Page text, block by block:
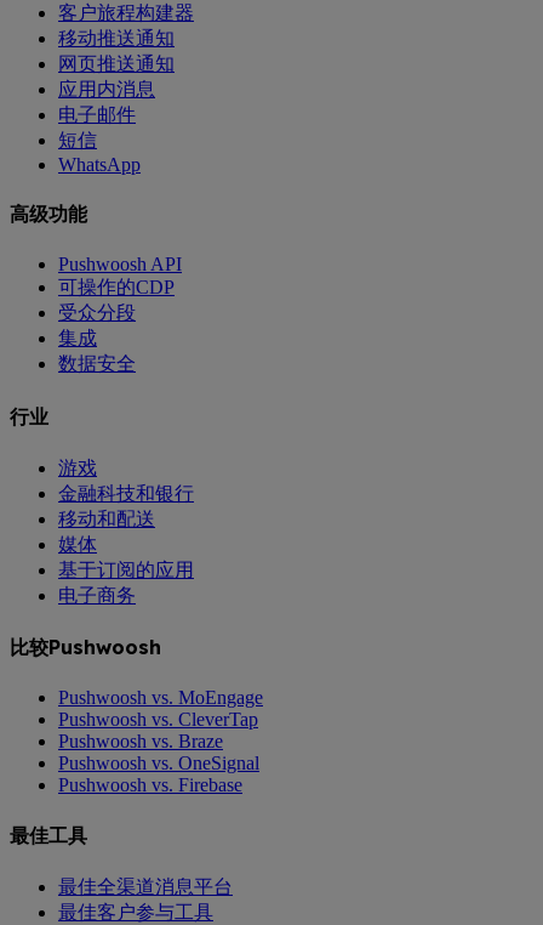
客户旅程构建器
移动推送通知
网页推送通知
应用内消息
电子邮件
短信
WhatsApp
高级功能
Pushwoosh API
可操作的CDP
受众分段
集成
数据安全
行业
游戏
金融科技和银行
移动和配送
媒体
基于订阅的应用
电子商务
比较Pushwoosh
Pushwoosh vs. MoEngage
Pushwoosh vs. CleverTap
Pushwoosh vs. Braze
Pushwoosh vs. OneSignal
Pushwoosh vs. Firebase
最佳工具
最佳全渠道消息平台
最佳客户参与工具